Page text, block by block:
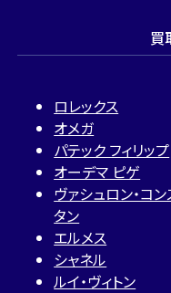
買
ロレックス
オメガ
パテック フィリップ
オーデマ ピゲ
ヴァシュロン・コ
タン
エルメス
シャネル
ルイ・ヴィトン